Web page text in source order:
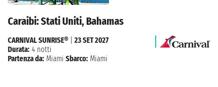
Caraibi: Stati Uniti, Bahamas
CARNIVAL SUNRISE®
23 SET 2027
Durata: 4 notti
Partenza da: Miami Sbarco: Miami